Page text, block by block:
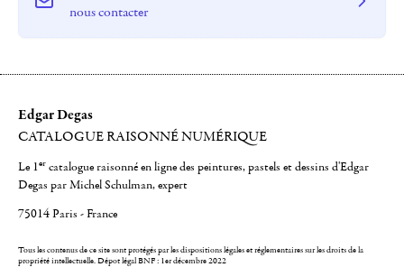
nous contacter
Edgar Degas
CATALOGUE RAISONNÉ NUMÉRIQUE
Le 1er catalogue raisonné en ligne des peintures, pastels et dessins d'Edgar
Degas par Michel Schulman, expert
75014 Paris - France
Tous les contenus de ce site sont protégés par les dispositions légales et réglementaires sur les droits de la
propriété intellectuelle.Dépot légal BNF : 1er décembre 2022